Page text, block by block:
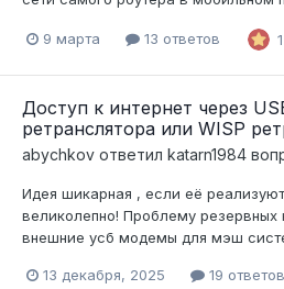
9 марта 13 ответов 1
Доступ к интернет через
ретранслятора или WISP
abychkov ответил katarn1984
Идея шикарная , если её
великолепно! Проблему резервных
внешние усб модемы для мэш
13 декабря, 2025 19 ответов